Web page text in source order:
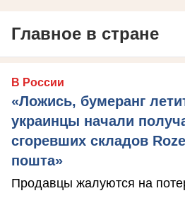
Главное в стране
В России
«Ложись, бумеранг
украинцы начали
сгоревших складов
пошта»
Продавцы жалуются на